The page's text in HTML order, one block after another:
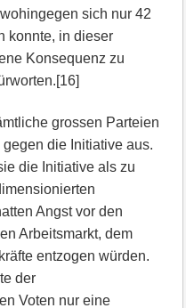
sich nur 42
konnte, in dieser
Konsequenz zu
grossen Parteien
die Initiative aus.
die Initiative als zu
Angst vor den
Arbeitsmarkt, dem
entzogen würden.
der
Voten nur eine